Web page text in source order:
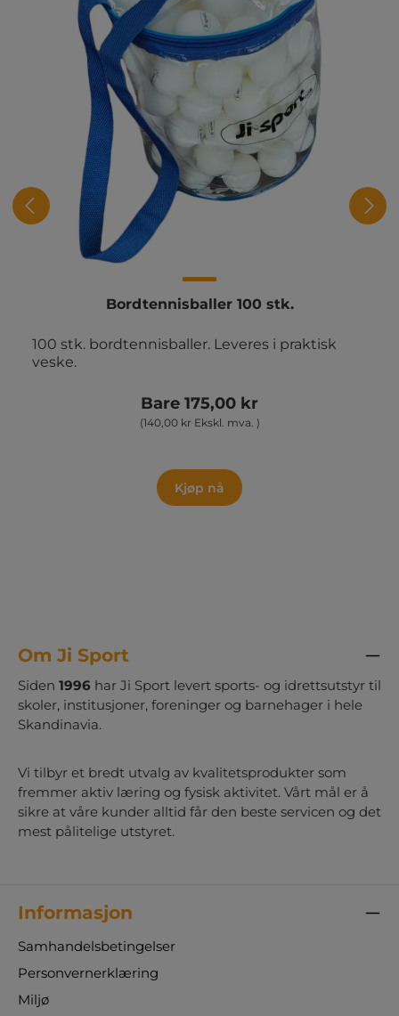
Bordtennisballer 100 stk.
100 stk. bordtennisballer. Leveres i praktisk
veske.
Bare 175,00 kr
(140,00 kr Ekskl. mva. )
Kjøp nå
Om Ji Sport
Siden 1996 har Ji Sport levert sports- og idrettsutstyr til
skoler, institusjoner, foreninger og barnehager i hele
Skandinavia.
Vi tilbyr et bredt utvalg av kvalitetsprodukter som
fremmer aktiv læring og fysisk aktivitet. Vårt mål er å
sikre at våre kunder alltid får den beste servicen og det
mest pålitelige utstyret.
Informasjon
Samhandelsbetingelser
Personvernerklæring
Miljø